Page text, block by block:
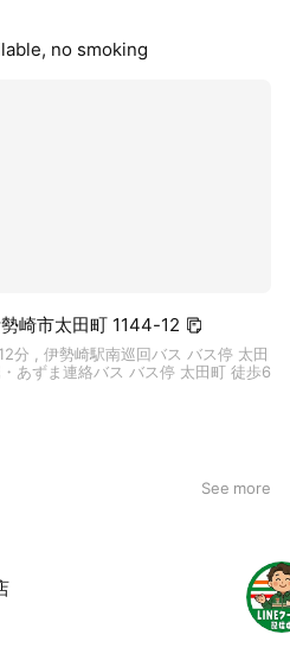
no smoking
崎市太田町 1144-12
分 , 伊勢崎駅南巡回バス バス停 太田
あずま連絡バス バス停 太田町 徒歩6
See more